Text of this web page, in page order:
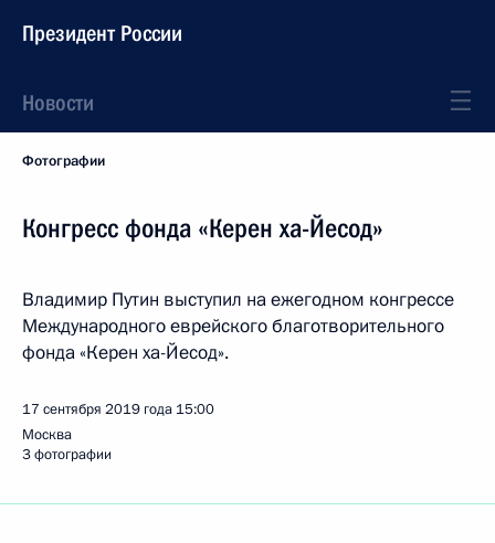
Президент России
Новости
Фотографии
Конгресс фонда «Керен ха-Йесод»
Владимир Путин выступил на ежегодном конгрессе
Международного еврейского благотворительного
фонда «Керен ха-Йесод».
17 сентября 2019 года 15:00
Москва
3 фотографии